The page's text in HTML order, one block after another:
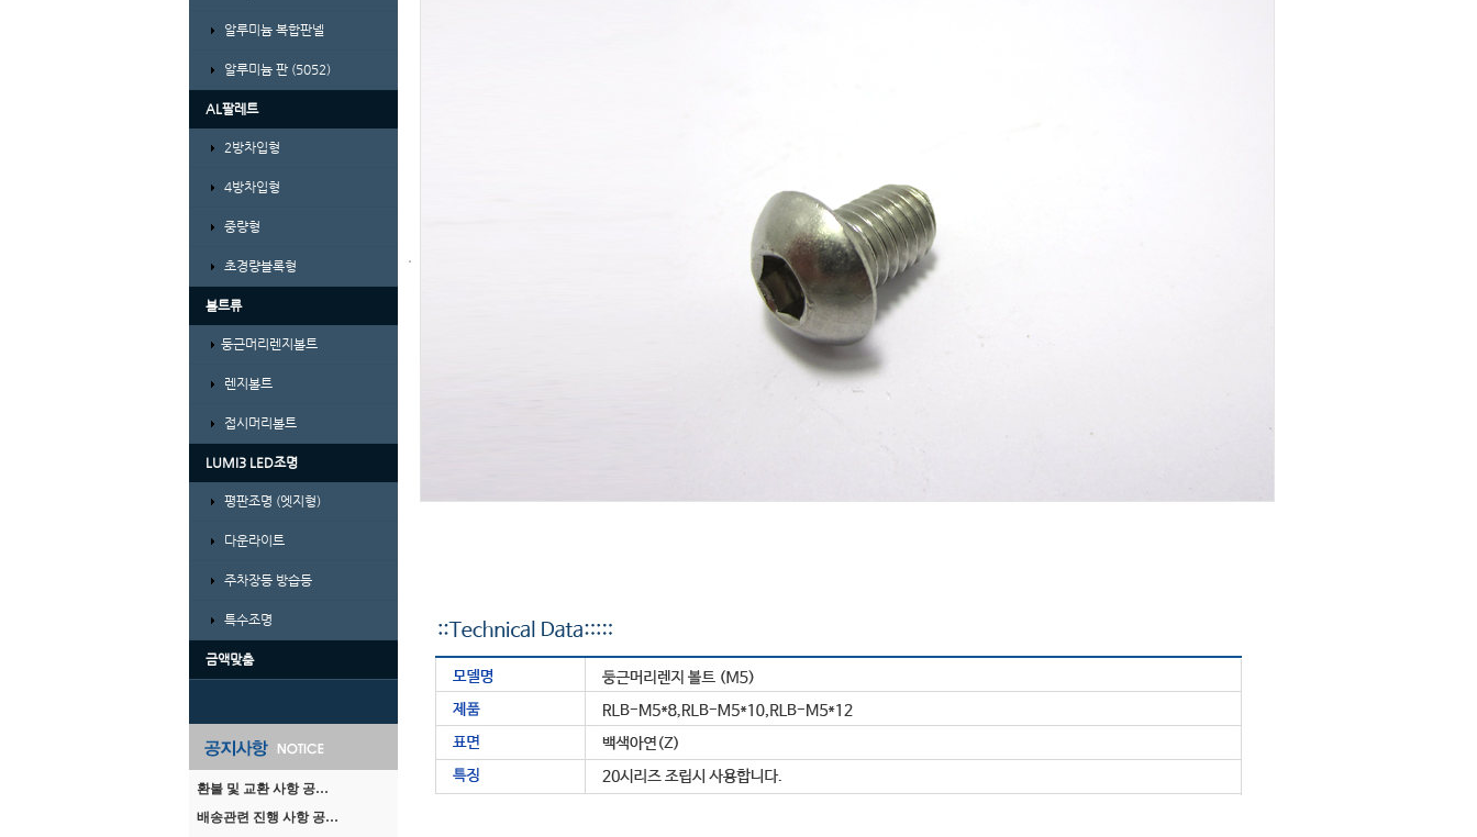
알루미늄 복합판넬
알루미늄 판 (5052)
AL팔레트
2방차입형
4방차입형
중량형
초경량블록형
볼트류
둥근머리렌지볼트
렌지볼트
접시머리볼트
LUMI3 LED조명
평판조명 (엣지형)
다운라이트
주차장등 방습등
특수조명
금액맞춤
환불 및 교환 사항 공…
배송관련 진행 사항 공…